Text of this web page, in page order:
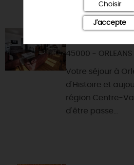
45000 - ORLEANS
Votre séjour à
d'Histoire et
région Centre-
d'être passe...
Choisir
J'accepte